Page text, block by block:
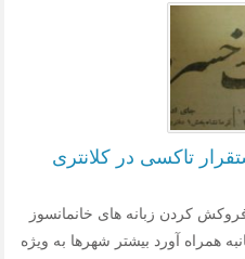
تاکسی در کلانتری
کردن زبانه های خانمانسوز
همراه آورد بیشتر شهرها به ویژه